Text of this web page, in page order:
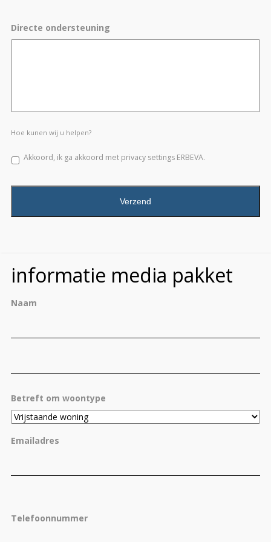
Directe ondersteuning
Hoe kunen wij u helpen?
Akkoord, ik ga akkoord met privacy settings ERBEVA.
informatie media pakket
Naam
Betreft om woontype
Emailadres
Telefoonnummer